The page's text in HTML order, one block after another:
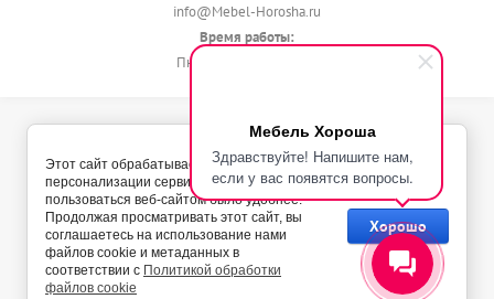
Мебель Хороша
Здравствуйте! Напишите нам,
если у вас появятся вопросы.
info@Mebel-Horosha.ru
Время работы:
Пн - Вс с 9:00 до 22:00
© 2018 - 2026 Мебель-Хороша
Политика конфиденциальности
Этот сайт обрабатывает Cookies с целью
персонализации сервисов и чтобы
пользоваться веб-сайтом было удобнее.
Продолжая просматривать этот сайт, вы
соглашаетесь на использование нами
файлов cookie и метаданных в
соответствии с Политикой обработки
файлов cookie
Хорошо